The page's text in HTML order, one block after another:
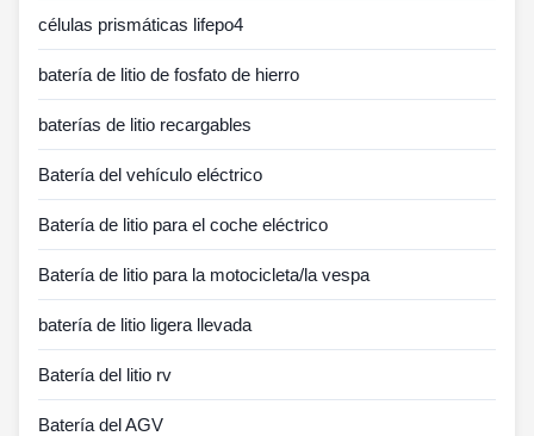
células prismáticas lifepo4
batería de litio de fosfato de hierro
baterías de litio recargables
Batería del vehículo eléctrico
Batería de litio para el coche eléctrico
Batería de litio para la motocicleta/la vespa
batería de litio ligera llevada
Batería del litio rv
Batería del AGV